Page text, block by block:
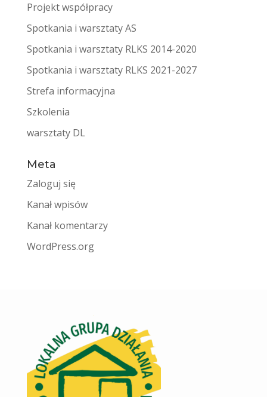
Projekt współpracy
Spotkania i warsztaty AS
Spotkania i warsztaty RLKS 2014-2020
Spotkania i warsztaty RLKS 2021-2027
Strefa informacyjna
Szkolenia
warsztaty DL
Meta
Zaloguj się
Kanał wpisów
Kanał komentarzy
WordPress.org